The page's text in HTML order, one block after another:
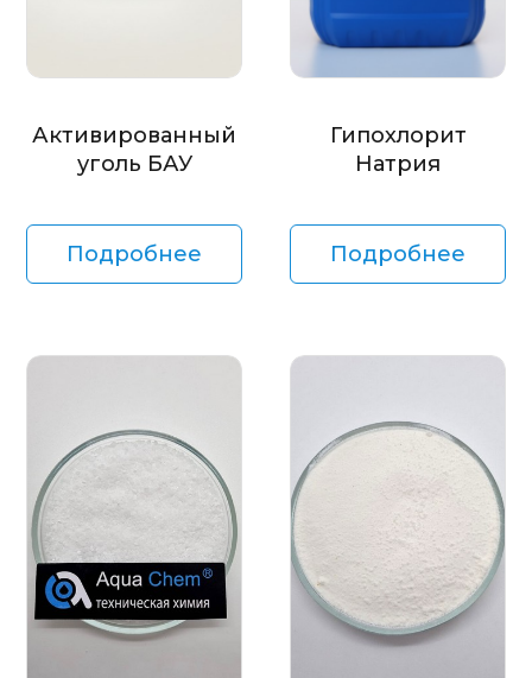
Активированный
уголь БАУ
Подробнее
Гипохлорит
Натрия
Подробнее